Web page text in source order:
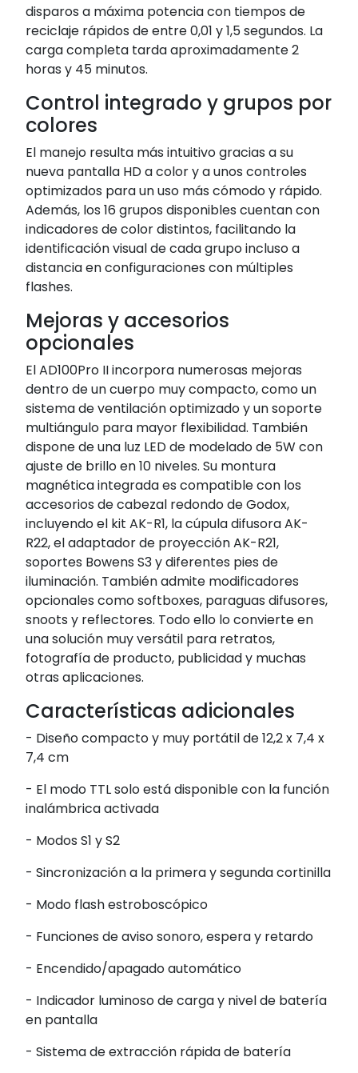
disparos a máxima potencia con tiempos de
reciclaje rápidos de entre 0,01 y 1,5 segundos. La
carga completa tarda aproximadamente 2
horas y 45 minutos.
Control integrado y grupos por
colores
El manejo resulta más intuitivo gracias a su
nueva pantalla HD a color y a unos controles
optimizados para un uso más cómodo y rápido.
Además, los 16 grupos disponibles cuentan con
indicadores de color distintos, facilitando la
identificación visual de cada grupo incluso a
distancia en configuraciones con múltiples
flashes.
Mejoras y accesorios
opcionales
El AD100Pro II incorpora numerosas mejoras
dentro de un cuerpo muy compacto, como un
sistema de ventilación optimizado y un soporte
multiángulo para mayor flexibilidad. También
dispone de una luz LED de modelado de 5W con
ajuste de brillo en 10 niveles. Su montura
magnética integrada es compatible con los
accesorios de cabezal redondo de Godox,
incluyendo el kit AK-R1, la cúpula difusora AK-
R22, el adaptador de proyección AK-R21,
soportes Bowens S3 y diferentes pies de
iluminación. También admite modificadores
opcionales como softboxes, paraguas difusores,
snoots y reflectores. Todo ello lo convierte en
una solución muy versátil para retratos,
fotografía de producto, publicidad y muchas
otras aplicaciones.
Características adicionales
- Diseño compacto y muy portátil de 12,2 x 7,4 x
7,4 cm
- El modo TTL solo está disponible con la función
inalámbrica activada
- Modos S1 y S2
- Sincronización a la primera y segunda cortinilla
- Modo flash estroboscópico
- Funciones de aviso sonoro, espera y retardo
- Encendido/apagado automático
- Indicador luminoso de carga y nivel de batería
en pantalla
- Sistema de extracción rápida de batería